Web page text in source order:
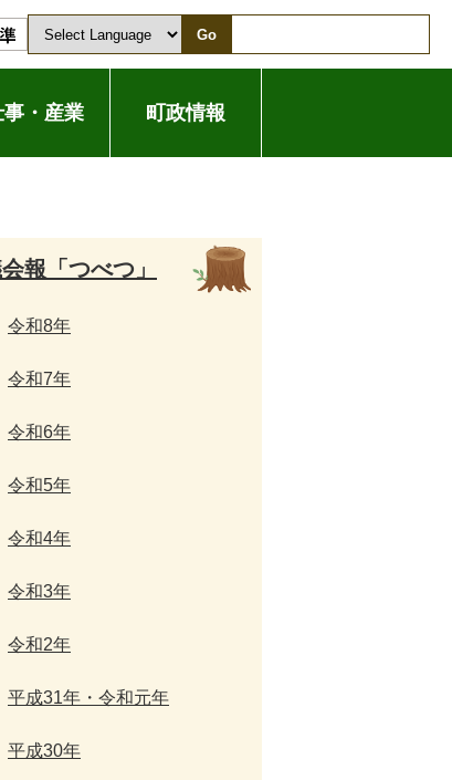
Go
事・産業 町政情報
報「つべつ」
令和8年
令和7年
令和6年
令和5年
令和4年
令和3年
令和2年
平成31年・令和元年
平成30年